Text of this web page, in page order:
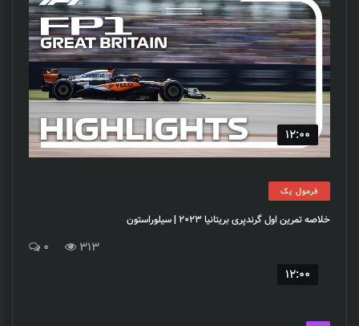
12:00
فرمول یک
خلاصه تمرین اول گرندپری بریتانیا 2023 | سیلوراستون
0
313
12:00